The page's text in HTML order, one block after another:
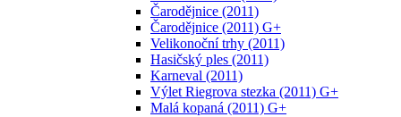
Čarodějnice (2011)
Čarodějnice (2011) G+
Velikonoční trhy (2011)
Hasičský ples (2011)
Karneval (2011)
Výlet Riegrova stezka (2011) G+
Malá kopaná (2011) G+